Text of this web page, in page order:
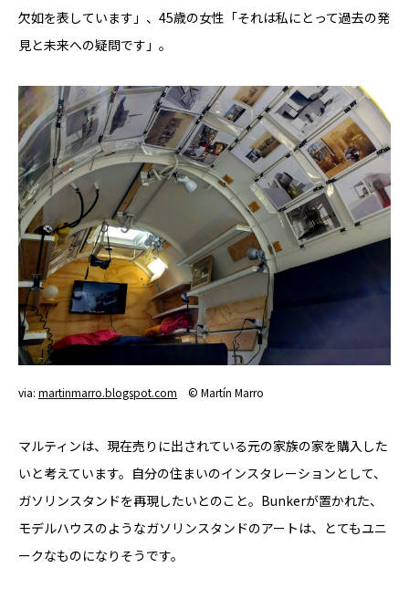
欠如を表しています」、45歳の女性「それは私にとって過去の発
見と未来への疑問です」。
via: martinmarro.blogspot.com © Martín Marro
マルティンは、現在売りに出されている元の家族の家を購入した
いと考えています。自分の住まいのインスタレーションとして、
ガソリンスタンドを再現したいとのこと。Bunkerが置かれた、
モデルハウスのようなガソリンスタンドのアートは、とてもユニ
ークなものになりそうです。